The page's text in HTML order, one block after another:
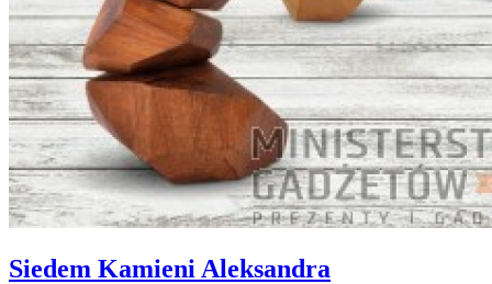
Siedem Kamieni Aleksandra